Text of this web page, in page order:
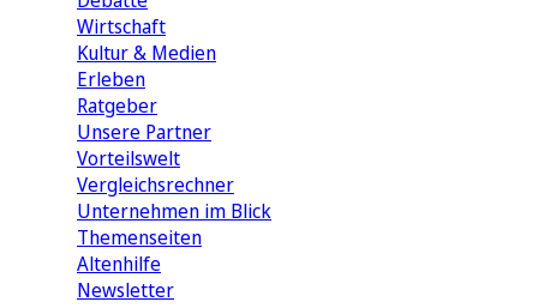
Wirtschaft
Kultur & Medien
Erleben
Ratgeber
Unsere Partner
Vorteilswelt
Vergleichsrechner
Unternehmen im Blick
Themenseiten
Altenhilfe
Newsletter